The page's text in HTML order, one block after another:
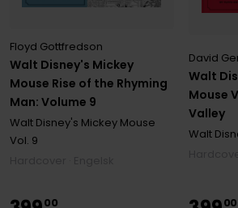
Walt Disney's Mickey
Mouse Rise of the Rhyming
Man: Volume 9
Floyd Gottfredson
Walt Disney's Mickey Mouse
Vol. 9
Walt
Mouse
Valley
David
Walt
00 00